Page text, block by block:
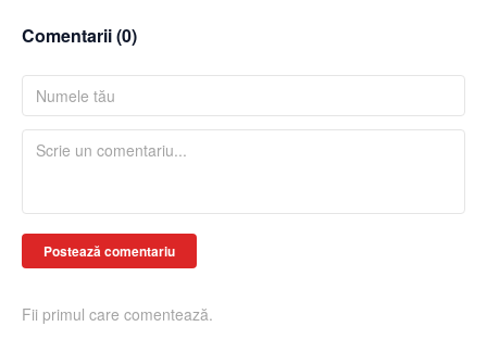
Comentarii (0)
Postează comentariu
Fii primul care comentează.